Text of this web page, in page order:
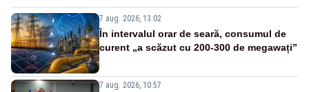
7 aug. 2026, 13:02
În intervalul orar de seară, consumul de
curent „a scăzut cu 200-300 de megawați”
7 aug. 2026, 10:57